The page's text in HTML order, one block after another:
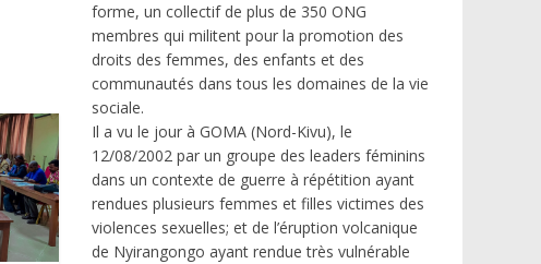
forme, un collectif de plus de 350 ONG
membres qui militent pour la promotion des
droits des femmes, des enfants et des
communautés dans tous les domaines de la vie
sociale.
Il a vu le jour à GOMA (Nord-Kivu), le
12/08/2002 par un groupe des leaders féminins
dans un contexte de guerre à répétition ayant
rendues plusieurs femmes et filles victimes des
violences sexuelles; et de l’éruption volcanique
de Nyirangongo ayant rendue très vulnérable